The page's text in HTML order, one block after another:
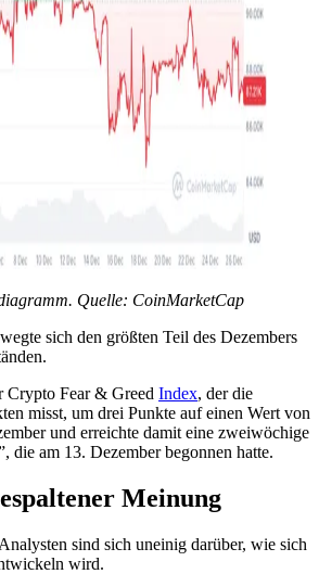
Quelle: CoinMarketCap
sich den größten Teil des Dezembers
Crypto Fear & Greed Index, der die
misst, um drei Punkte auf einen Wert von
und erreichte damit eine zweiwöchige
die am 13. Dezember begonnen hatte.
Meinung
sind sich uneinig darüber, wie sich
wird.